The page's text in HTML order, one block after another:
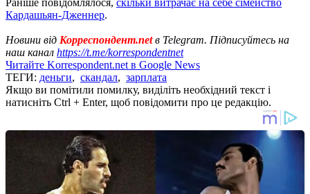
Раніше повідомлялося, скільки витрачає на себе сімейство
Кардашьян-Дженнер.
Новини від Корреспондент.netв Telegram. Підписуйтесь на
наш канал https://t.me/korrespondentnet
Читайте Korrespondent.net в Google News
ТЕГИ: деньги, скандал, зарплата
Якщо ви помітили помилку, виділіть необхідний текст і
натисніть Ctrl + Enter, щоб повідомити про це редакцію.